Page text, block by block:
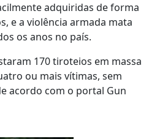
adquiridas de forma
e a violência armada mata
os anos no país.
170 tiroteios em massa
ou mais vítimas, sem
acordo com o portal Gun